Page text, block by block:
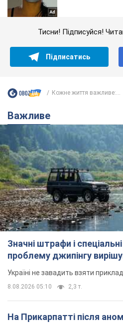
Тисни! Підписуйся!
Підписатись
Кожне життя важливе:...
Важливе
Значні штрафи і
проблему джипінгу
Україні не завадить взяти
8.08.2026 05:10 2,3 т.
На Прикарпатті після